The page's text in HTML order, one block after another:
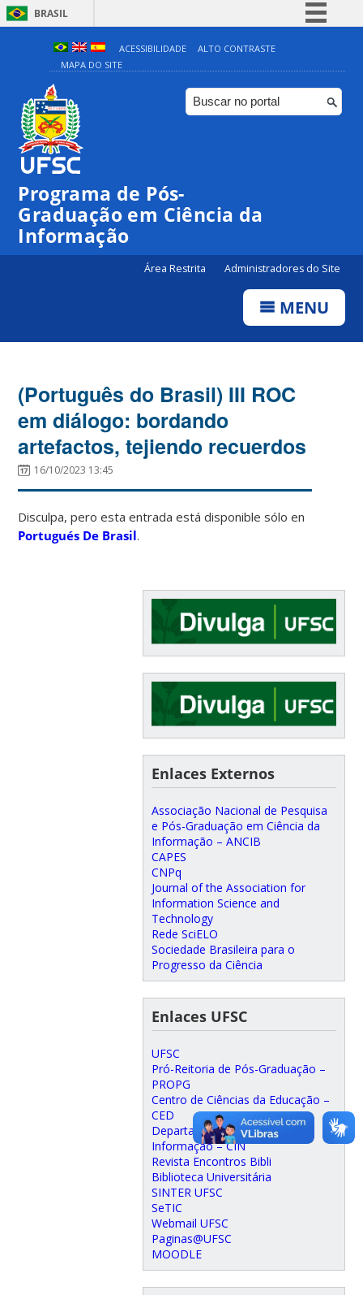
BRASIL
Simplifique!
Comunica BR
Participe
ACESSIBILIDADE
ALTO CONTRASTE
MAPA DO SITE
Programa de Pós-
Graduação em Ciência da
Informação
Área Restrita Administradores do Site
MENU
(Português do Brasil) III ROC
em diálogo: bordando
artefactos, tejiendo recuerdos
16/10/2023 13:45
Disculpa, pero esta entrada está disponible sólo en
Portugués De Brasil.
Enlaces Externos
Associação Nacional de Pesquisa
e Pós-Graduação em Ciência da
Informação – ANCIB
CAPES
CNPq
Journal of the Association for
Information Science and
Technology
Rede SciELO
Sociedade Brasileira para o
Progresso da Ciência
Enlaces UFSC
UFSC
Pró-Reitoria de Pós-Graduação –
PROPG
Centro de Ciências da Educação –
CED
Departamento de Ciência da
Informação – CIN
Revista Encontros Bibli
Biblioteca Universitária
SINTER UFSC
SeTIC
Webmail UFSC
Paginas@UFSC
MOODLE